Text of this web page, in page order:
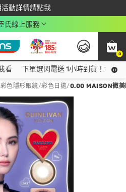
動詳情請點我
最高回饋$350
氏線上服務
0
看 下單選閃電送 1小時到貨！領神
彩色隱形眼鏡/彩色日拋/0.00 MAISON微美